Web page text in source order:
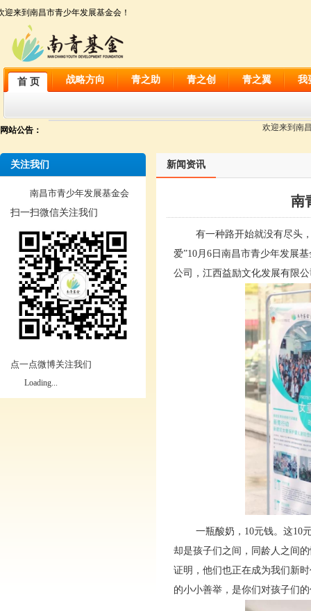
迎来到南昌市青少年发展基金会！
首 页 战略方向 青之助 青之创 青之翼 我
网站公告： 欢迎来到南
关注我们
南昌市青少年发展基金会
扫一扫微信关注我们
点一点微博关注我们
Loading...
新闻资讯
南
有一种路开始就没有尽头，
爱”10月6日南昌市青少年发展
公司，江西益励文化发展有限
一瓶酸奶，10元钱。这10元
却是孩子们之间，同龄人之间
证明，他们也正在成为我们新
的小小善举，是你们对孩子们